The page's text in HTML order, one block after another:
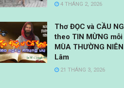
4 THÁNG 2, 2026
Thơ ĐỌC và CẦU
theo TIN MỪNG mỗi
MÙA THƯỜNG
Lâm
21 THÁNG 3, 2026